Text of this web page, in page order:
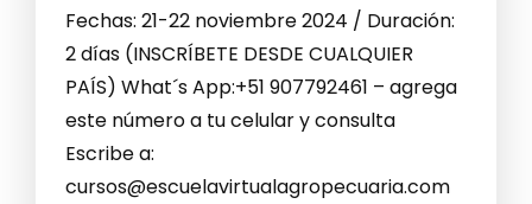
Fechas: 21-22 noviembre 2024 / Duración:
2 días (INSCRÍBETE DESDE CUALQUIER
PAÍS) What´s App:+51 907792461 – agrega
este número a tu celular y consulta
Escribe a:
cursos@escuelavirtualagropecuaria.com